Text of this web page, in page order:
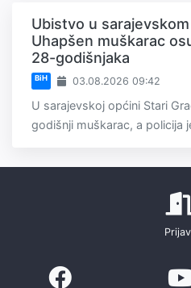
Ubistvo u
Uhapšen muškarac
28-godišnjaka
BiH 03.08.2026 09:42
U sarajevskoj općini Stari
godišnji muškarac, a policija